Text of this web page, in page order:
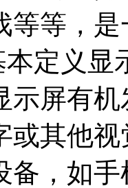
等等，
定义
示屏有
或其他
备，如